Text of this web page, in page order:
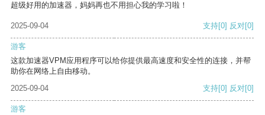
超级好用的加速器，妈妈再也不用担心我的学习啦！
2025-09-04 支持[0] 反对[0]
游客
这款加速器VPM应用程序可以给你提供最高速度和安全性的连接，并帮
助你在网络上自由移动。
2025-09-04
支持[0] 反对[0]
游客